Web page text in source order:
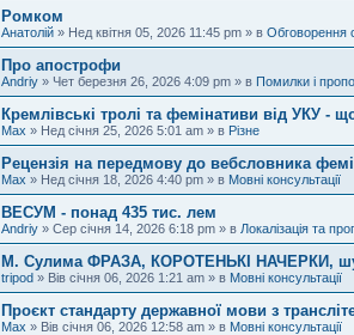
Ромком
Анатолій » Нед квітня 05, 2026 11:45 pm » в Обговорення
Про апострофи
Andriy » Чет березня 26, 2026 4:09 pm » в Помилки і
Кремлівські тролі та фемінативи від УКУ -
Max » Нед січня 25, 2026 5:01 am » в Різне
Рецензія на передмову до вебсловника
Max » Нед січня 18, 2026 4:40 pm » в Мовні консультації
ВЕСУМ - понад 435 тис. лем
Andriy » Сер січня 14, 2026 6:18 pm » в Локалізація та
М. Сулима ФРАЗА, КОРОТЕНЬКІ НАЧЕРКИ,
tripod » Вів січня 06, 2026 1:21 am » в Мовні консультації
Проєкт стандарту державної мови з
Max » Вів січня 06, 2026 12:58 am » в Мовні консультації